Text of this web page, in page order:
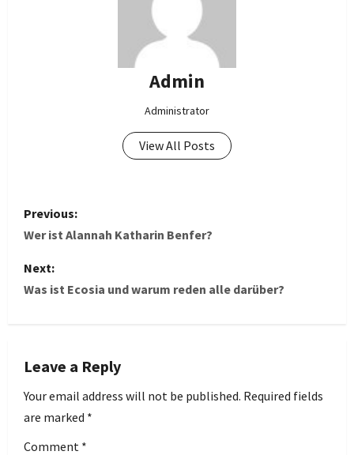
Admin
Administrator
View All Posts
P
o
s
a
v
i
Previous:
Wer ist Alannah Katharin Benfer?
Next:
Was ist Ecosia und warum reden alle darüber?
Leave a Reply
Your email address will not be published. Required fields
are marked *
Comment *